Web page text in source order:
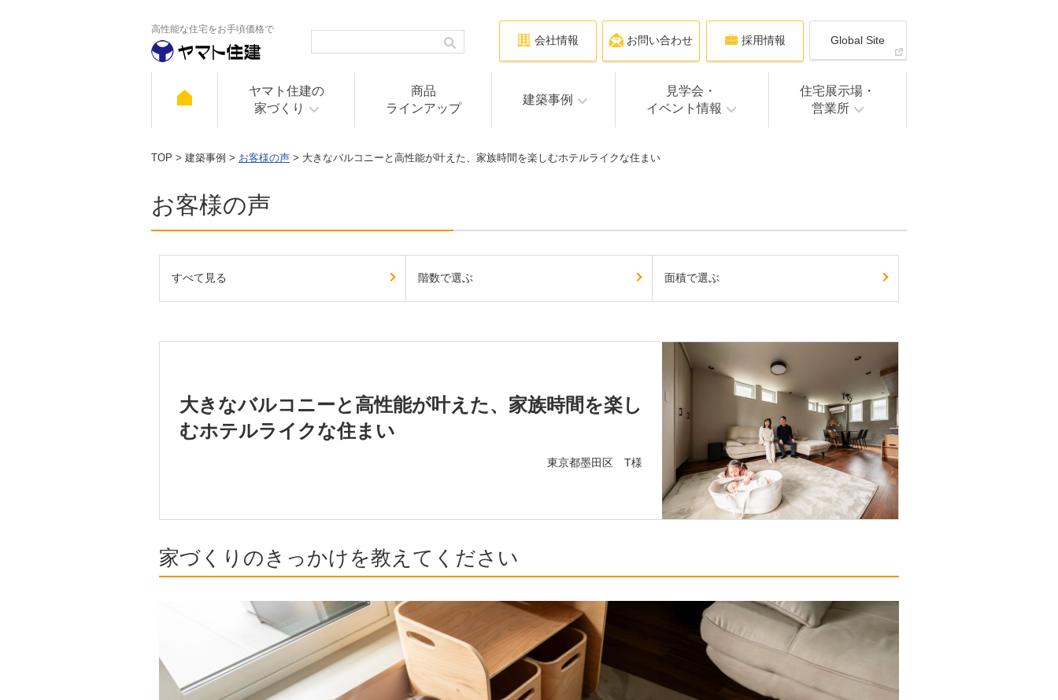
高性能な住宅をお手頃価格で
会社情報 お問い合わせ 採用情報 Global Site
ヤマト住建の
家づくり
商品
ラインアップ
建築事例
見学会・
イベント情報
住宅展示場・
営業所
TOP > 建築事例 > お客様の声 > 大きなバルコニーと高性能が叶えた、家族時間を楽しむホテルライクな住まい
お客様の声
すべて見る 階数で選ぶ 面積で選ぶ
大きなバルコニーと高性能が叶えた、家族時間を楽し
むホテルライクな住まい
東京都墨田区 T様
家づくりのきっかけを教えてください